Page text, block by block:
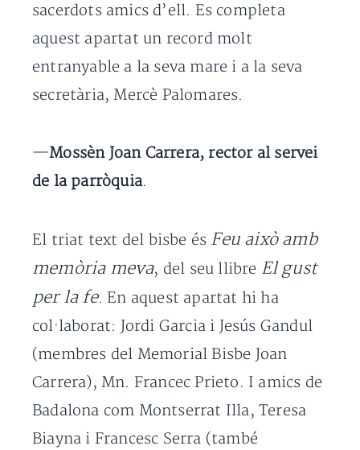
sacerdots amics d’ell. Es completa
aquest apartat un record molt
entranyable a la seva mare i a la seva
secretària, Mercè Palomares.
—Mossèn Joan Carrera, rector al servei
de la parròquia.
El triat text del bisbe és Feu això amb
memòria meva, del seu llibre El gust
per la fe. En aquest apartat hi ha
col·laborat: Jordi Garcia i Jesús Gandul
(membres del Memorial Bisbe Joan
Carrera), Mn. Francec Prieto. I amics de
Badalona com Montserrat Illa, Teresa
Biayna i Francesc Serra (també